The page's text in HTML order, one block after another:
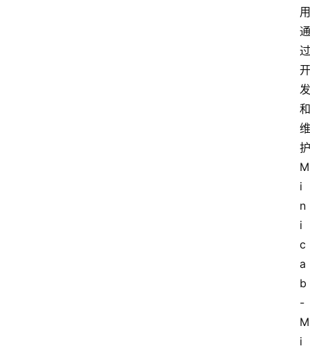
用
通
过
开
发
和
维
护
M
i
n
i
c
a
b
-
M
i